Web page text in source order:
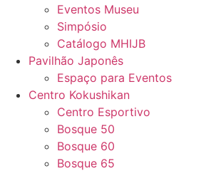
Eventos Museu
Simpósio
Catálogo MHIJB
Pavilhão Japonês
Espaço para Eventos
Centro Kokushikan
Centro Esportivo
Bosque 50
Bosque 60
Bosque 65